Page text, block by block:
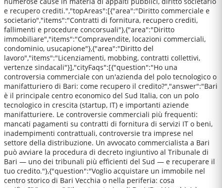
e recupero crediti.","topAreas":[{"area":"Diritto commerciale e
societario","items":"Contratti di fornitura, recupero crediti,
fallimenti e procedure concorsuali"},{"area":"Diritto
immobiliare","items":"Compravendite, locazioni commerciali,
condominio, usucapione"},{"area":"Diritto del
lavoro","items":"Licenziamenti, mobbing, contratti collettivi,
vertenze sindacali"}],"cityFaqs":[{"question":"Ho una
controversia commerciale con un'azienda del polo tecnologico o
manifatturiero di Bari: come recupero il credito?","answer":"Bari
è il principale centro economico del Sud Italia, con un polo
tecnologico in crescita (startup, IT) e importanti aziende
manifatturiere. Le controversie commerciali più frequenti:
mancati pagamenti su contratti di fornitura di servizi IT o beni,
inadempimenti contrattuali, controversie tra imprese nel
settore della distribuzione. Un avvocato commercialista a Bari
può avviare la procedura di decreto ingiuntivo al Tribunale di
Bari — uno dei tribunali più efficienti del Sud — e recuperare il
tuo credito."},{"question":"Voglio acquistare un immobile nel
centro storico di Bari Vecchia o nella periferia: cosa